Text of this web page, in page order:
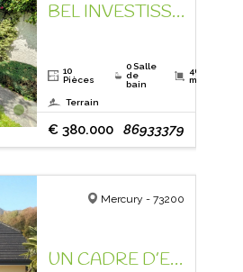
BEL INVESTISSEMENT !
10
Pièces
0 Salle
de
bain
406.13
m²
Terrain
€ 380.000 86933379
Mercury - 73200
UN CADRE D’EXCEPTION ! RARE A LA VENTE !